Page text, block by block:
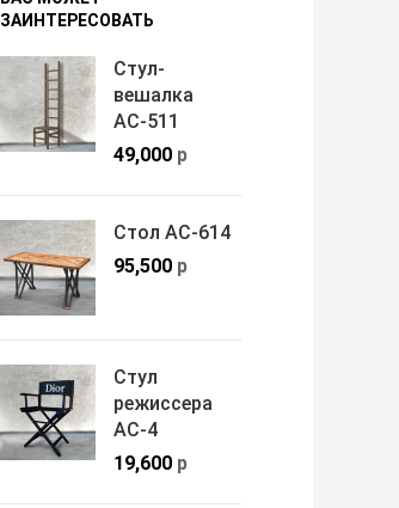
ЗАИНТЕРЕСОВАТЬ
Стул-
вешалка
АС-511
49,000р
Стол АС-614
95,500р
Стул
режиссера
АС-4
19,600р